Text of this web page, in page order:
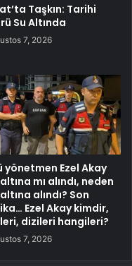
Taşkın: Tarihi
Su Altında
7, 2026
yönetmen Ezel Akay
mı alındı, neden
alındı? Son
Ezel Akay kimdir,
dizileri hangileri?
7, 2026